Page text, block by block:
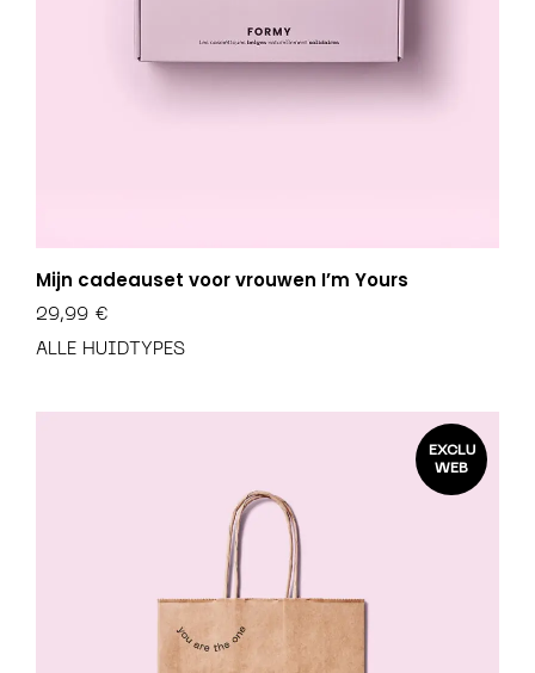
Mijn cadeauset voor vrouwen I’m Yours
29,99 €
ALLE HUIDTYPES
EXCLU
WEB